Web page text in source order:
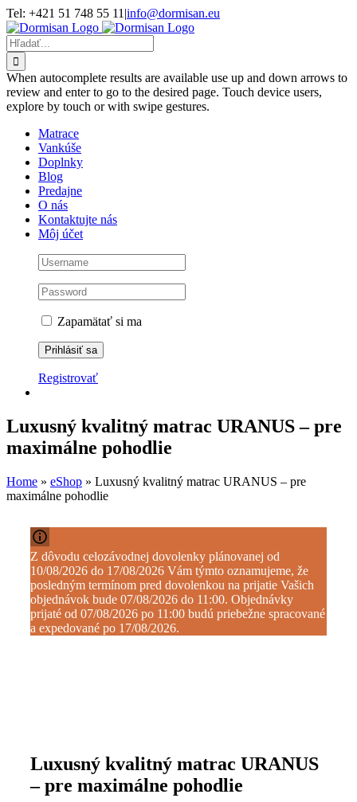
Skip
to
content
Tel: +421 51 748 55 11 |info@dormisan.eu
Hľadať:
When autocomplete results are available use up and down arrows to
review and enter to go to the desired page. Touch device users,
explore by touch or with swipe gestures.
Matrace
Vankúše
Doplnky
Blog
Predajne
O nás
Kontaktujte nás
Môj účet
Zapamätať si ma
Registrovať
Luxusný kvalitný matrac URANUS – pre
maximálne pohodlie
Home » eShop » Luxusný kvalitný matrac URANUS – pre
maximálne pohodlie
Z dôvodu celozávodnej dovolenky plánovanej od
10/08/2026 do 17/08/2026 Vám týmto oznamujeme, že
posledným termínom pred dovolenkou na prijatie Vašich
objednávok bude 07/08/2026 do 11:00. Objednávky
prijaté od 07/08/2026 po 11:00 budú priebežne spracované
a expedované po 17/08/2026.
Luxusný kvalitný matrac URANUS
– pre maximálne pohodlie